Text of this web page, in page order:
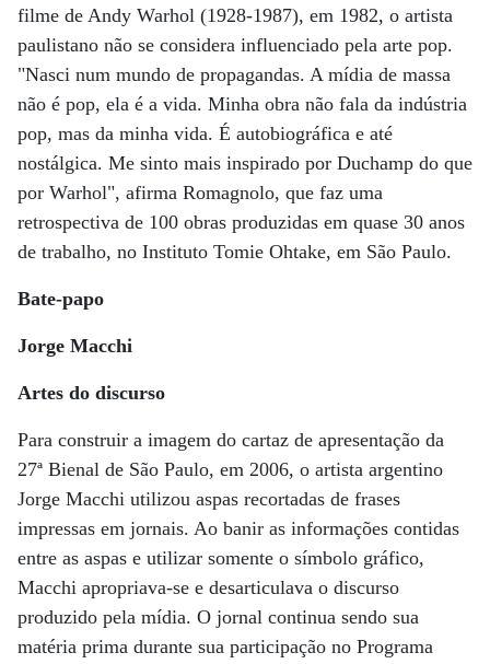
filme de Andy Warhol (1928-1987), em 1982, o artista
paulistano não se considera influenciado pela arte pop.
"Nasci num mundo de propagandas. A mídia de massa
não é pop, ela é a vida. Minha obra não fala da indústria
pop, mas da minha vida. É autobiográfica e até
nostálgica. Me sinto mais inspirado por Duchamp do que
por Warhol", afirma Romagnolo, que faz uma
retrospectiva de 100 obras produzidas em quase 30 anos
de trabalho, no Instituto Tomie Ohtake, em São Paulo.
Bate-papo
Jorge Macchi
Artes do discurso
Para construir a imagem do cartaz de apresentação da
27ª Bienal de São Paulo, em 2006, o artista argentino
Jorge Macchi utilizou aspas recortadas de frases
impressas em jornais. Ao banir as informações contidas
entre as aspas e utilizar somente o símbolo gráfico,
Macchi apropriava-se e desarticulava o discurso
produzido pela mídia. O jornal continua sendo sua
matéria prima durante sua participação no Programa